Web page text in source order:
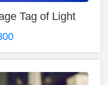
Tag of Light